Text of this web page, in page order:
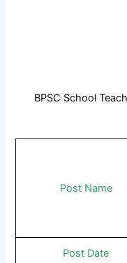
BPSC School
Post Name
Post Date